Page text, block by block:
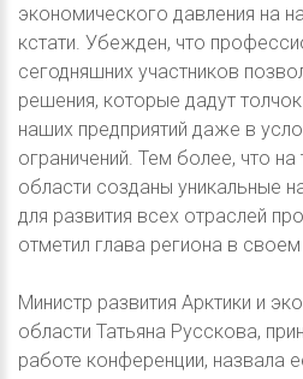
экономического давления на
кстати. Убежден, что
сегодняшних участников
решения, которые дадут
наших предприятий даже в
ограничений. Тем более, что
области созданы уникальные
для развития всех отраслей
отметил глава региона в
Министр развития Арктики и
области Татьяна Русскова,
работе конференции, назвала